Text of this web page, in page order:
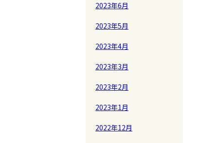
2023年6月
2023年5月
2023年4月
2023年3月
2023年2月
2023年1月
2022年12月